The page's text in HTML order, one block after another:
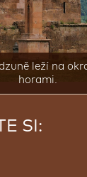
leží na
horami.
SI: